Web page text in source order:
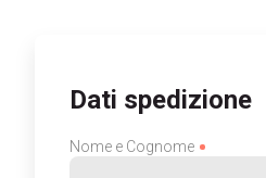
Dati spedizione
Nome e Cognome